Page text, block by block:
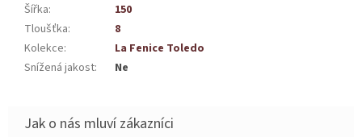
Šířka:
150
Tloušťka:
8
Kolekce:
La Fenice Toledo
Snížená jakost: Ne